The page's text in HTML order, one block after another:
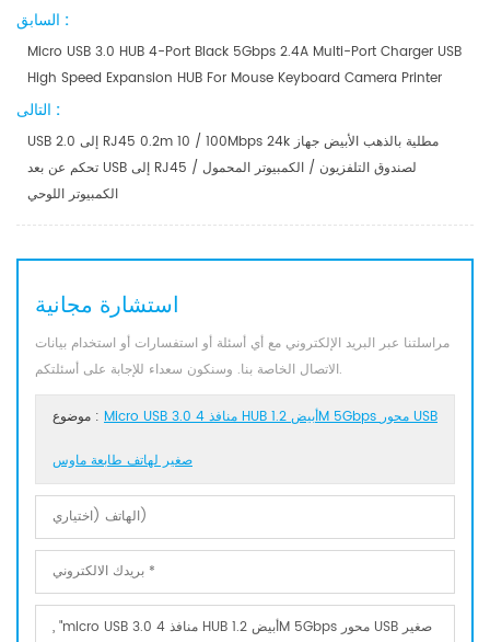
السابق :
Micro USB 3.0 HUB 4-Port Black 5Gbps 2.4A Multi-Port Charger USB
High Speed ​​Expansion HUB For Mouse Keyboard Camera Printer
التالى :
USB 2.0 إلى RJ45 0.2m 10 / 100Mbps 24k مطلية بالذهب الأبيض جهاز
تحكم عن بعد USB إلى RJ45 لصندوق التلفزيون / الكمبيوتر المحمول /
الكمبيوتر اللوحي
استشارة مجانية
مراسلتنا عبر البريد الإلكتروني مع أي أسئلة أو استفسارات أو استخدام بيانات
الاتصال الخاصة بنا. وسنكون سعداء للإجابة على أسئلتكم.
موضوع : Micro USB 3.0 4 منافذ HUB أبيض 1.2M 5Gbps محور USB
صغير لهاتف طابعة ماوس